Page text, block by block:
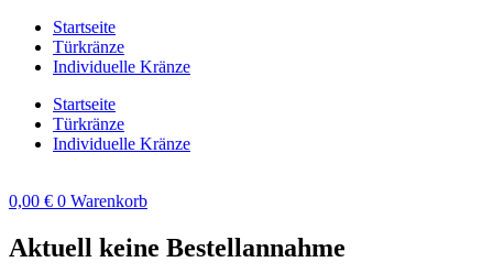
Zum
Inhalt
springen
Startseite
Türkränze
Individuelle Kränze
Startseite
Türkränze
Individuelle Kränze
0,00 € 0 Warenkorb
Aktuell keine Bestellannahme